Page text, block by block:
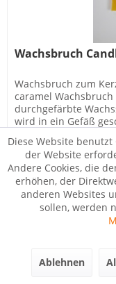
Wachsbruch
Wachsbruch zum
caramel
durchgefärbte
wird in ein Gefäß
Inhalt0.2 Kilogramm
5,99 € *
In
Diese Website
der Website
Andere Cookies, die
erhöhen, der
anderen Websites
sollen, werden
Ablehnen